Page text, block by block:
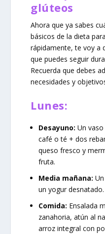
glúteos
Ahora que ya sabes
básicos de la dieta
rápidamente, te voy a
que puedes seguir
Recuerda que debes
necesidades y
Lunes:
Desayuno: Un
café o té + dos
queso fresco y
fruta.
Media mañana:
un yogur desnatado.
Comida: Ensalada
zanahoria, atún al
arroz integral con